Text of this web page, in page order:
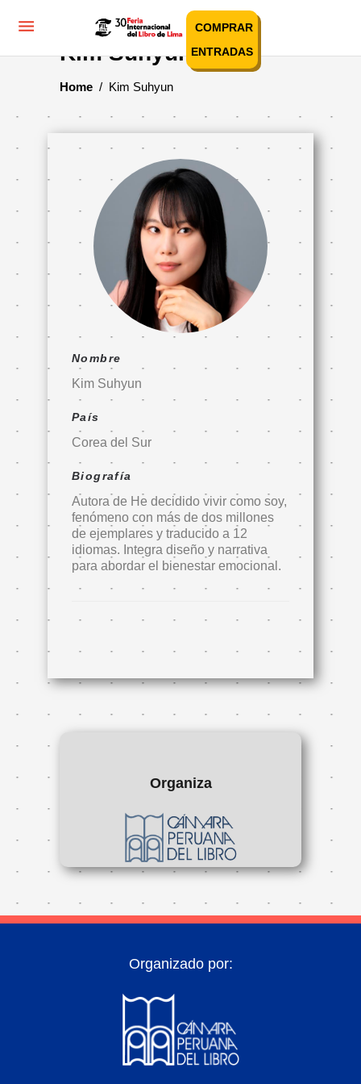
COMPRAR
ENTRADAS
Kim Suhyun
Home / Kim Suhyun
Nombre
Kim Suhyun
País
Corea del Sur
Biografía
Autora de He decidido vivir como soy,
fenómeno con más de dos millones
de ejemplares y traducido a 12
idiomas. Integra diseño y narrativa
para abordar el bienestar emocional.
Organiza
Organizado por: